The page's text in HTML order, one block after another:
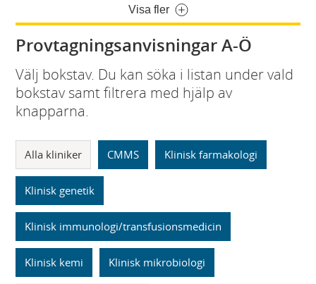
Visa fler
Provtagningsanvisningar A-Ö
Välj bokstav. Du kan söka i listan under vald
bokstav samt filtrera med hjälp av
knapparna.
Alla kliniker CMMS Klinisk farmakologi
Klinisk genetik
Klinisk immunologi/transfusionsmedicin
Klinisk kemi Klinisk mikrobiologi